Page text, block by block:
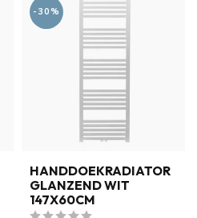
-30%
HANDDOEKRADIATOR
GLANZEND WIT
147X60CM